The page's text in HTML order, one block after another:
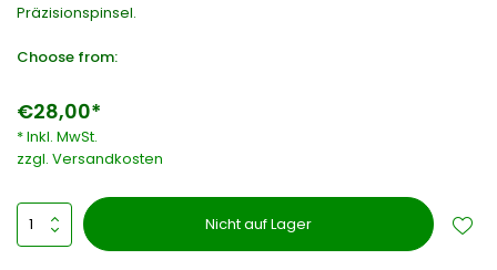
Präzisionspinsel.
Choose from:
€28,00*
* Inkl. MwSt.
zzgl. Versandkosten
Nicht auf Lager